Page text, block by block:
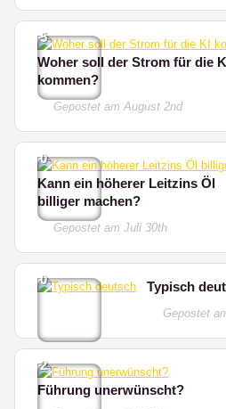
5
Woher soll der Strom für die
kommen?
Gepostet amAugust 2nd
0
Kann ein höherer Leitzins Öl
billiger machen?
Gepostet am Juli 30th
0 Typisch
Gepostet
2
Führung unerwünscht?